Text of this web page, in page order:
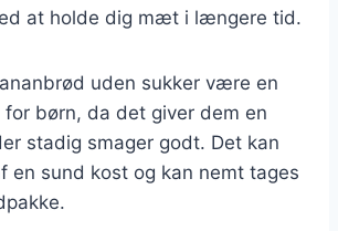
at holde dig mæt i længere tid.
uden sukker være en
for børn, da det giver dem en
stadig smager godt. Det kan
en sund kost og kan nemt tages